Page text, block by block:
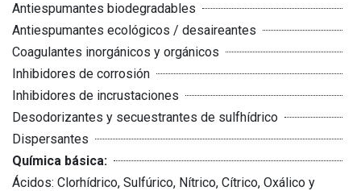
Antiespumantes biodegradables
Antiespumantes ecológicos / desaireantes
Coagulantes inorgánicos y orgánicos
Inhibidores de corrosión
Inhibidores de incrustaciones
Desodorizantes y secuestrantes de sulfhídrico
Dispersantes
Química básica:
Ácidos: Clorhídrico, Sulfúrico, Nítrico, Cítrico, Oxálico y